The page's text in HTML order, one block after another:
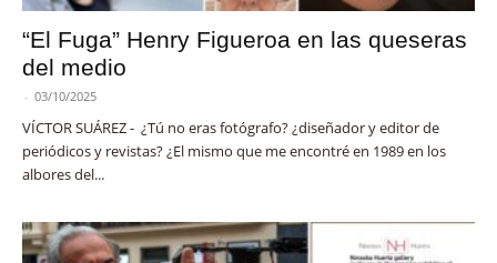
“El Fuga” Henry Figueroa en las queseras
del medio
- 03/10/2025
VÍCTOR SUÁREZ - ¿Tú no eras fotógrafo? ¿diseñador y editor de
periódicos y revistas? ¿El mismo que me encontré en 1989 en los
albores del...